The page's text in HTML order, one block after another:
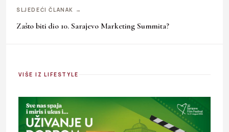
SLJEDEĆI ČLANAK →
Zašto biti dio 10. Sarajevo Marketing Summita?
VIŠE IZ LIFESTYLE